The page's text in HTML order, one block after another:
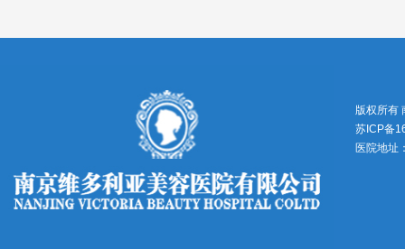
版权所有
苏ICP备
医院地址